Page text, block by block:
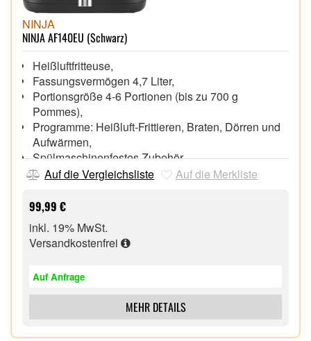
Brathähnchen oder eine 1,3 kg schwere
Lammschulter
BACKEN: Von knusprigem Gebäck bis hin zu
saftigen, luftigen Kuchen - die Backen-Funktion ist
perfekt, um köstliche Desserts zu zaubern
AUFWÄRMEN: Bringen Sie Reste wieder auf den
Punkt, ohne dass sie matschig werden
DÖRREN: Entzieht den Zutaten langsam die
Feuchtigkeit und sorgt so für gesunde,
selbstgemachte Snacks, Garnierungen und Aromen
NINJA
NINJA AF140EU (Schwarz)
Heißluftfritteuse,
Fassungsvermögen 4,7 Liter,
Portionsgröße 4-6 Portionen (bis zu 700 g
Pommes),
Programme: Heißluft-Frittieren, Braten, Dörren und
Aufwärmen,
Spülmaschinenfestes Zubehör,
Nano-Keramik Antihaftbeschichtung,
Auf die Vergleichsliste Auf die Merkliste
99,99 €
inkl. 19% MwSt.
Versandkostenfrei
Auf Anfrage
MEHR DETAILS